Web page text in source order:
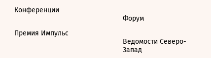
Конференции
Премия Импульс
Форум
Ведомости Северо-
Запад